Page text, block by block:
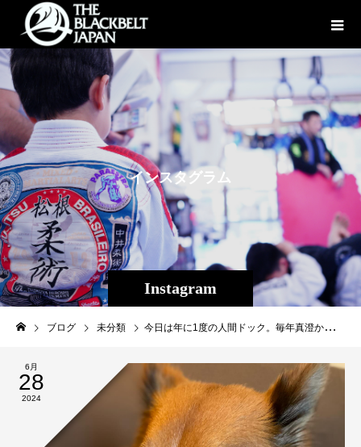
Instagram
インスタグラ ム
ブログ 未分類 今日は年に1度の人間ドック。毎年真澄から誕生日プレゼントには人間ドックの予約をして健康の保証を貰っています。天に旅立った志ある後輩に教えられました。命こそ宝。大切な人の為、自身の未来の為。皆さんは人間ドックしていますか？#人間ドック#健康診断#命どぅ宝
6月
28
2024